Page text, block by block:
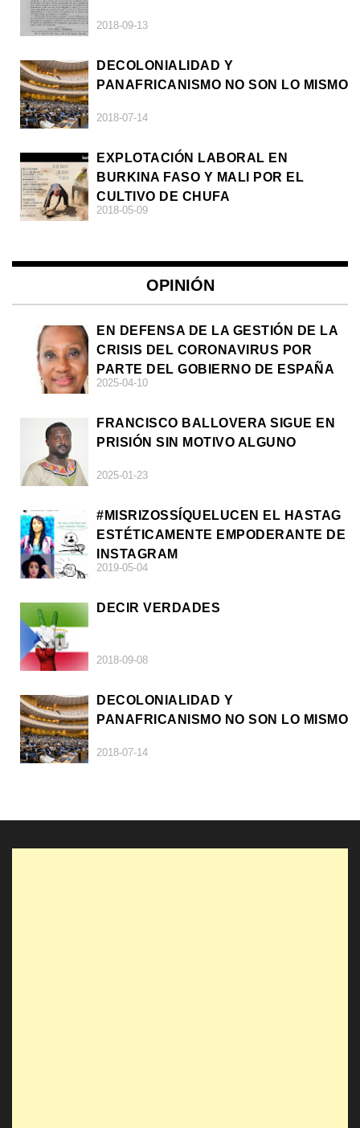
2018-09-13
DECOLONIALIDAD Y
PANAFRICANISMO NO SON LO MISMO
2018-07-14
EXPLOTACIÓN LABORAL EN
BURKINA FASO Y MALI POR EL
CULTIVO DE CHUFA
2018-05-09
OPINIÓN
EN DEFENSA DE LA GESTIÓN DE LA
CRISIS DEL CORONAVIRUS POR
PARTE DEL GOBIERNO DE ESPAÑA
2025-04-10
FRANCISCO BALLOVERA SIGUE EN
PRISIÓN SIN MOTIVO ALGUNO
2025-01-23
#MISRIZOSSÍQUELUCEN EL HASTAG
ESTÉTICAMENTE EMPODERANTE DE
INSTAGRAM
2019-05-04
DECIR VERDADES
2018-09-08
DECOLONIALIDAD Y
PANAFRICANISMO NO SON LO MISMO
2018-07-14